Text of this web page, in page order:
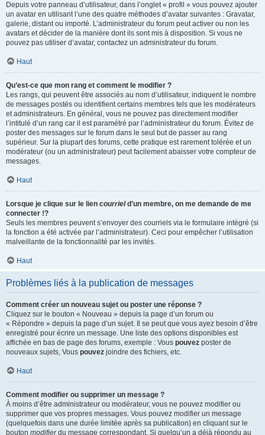
Depuis votre panneau d’utilisateur, dans l’onglet « profil » vous pouvez ajouter
un avatar en utilisant l’une des quatre méthodes d’avatar suivantes : Gravatar,
galerie, distant ou importé. L’administrateur du forum peut activer ou non les
avatars et décider de la manière dont ils sont mis à disposition. Si vous ne
pouvez pas utiliser d’avatar, contactez un administrateur du forum.
Haut
Qu’est-ce que mon rang et comment le modifier ?
Les rangs, qui peuvent être associés au nom d’utilisateur, indiquent le nombre
de messages postés ou identifient certains membres tels que les modérateurs
et administrateurs. En général, vous ne pouvez pas directement modifier
l’intitulé d’un rang car il est paramétré par l’administrateur du forum. Évitez de
poster des messages sur le forum dans le seul but de passer au rang
supérieur. Sur la plupart des forums, cette pratique est rarement tolérée et un
modérateur (ou un administrateur) peut facilement abaisser votre compteur de
messages.
Haut
Lorsque je clique sur le lien courrield’un membre, on me demande de me
connecter !?
Seuls les membres peuvent s’envoyer des courriels via le formulaire intégré (si
la fonction a été activée par l’administrateur). Ceci pour empêcher l’utilisation
malveillante de la fonctionnalité par les invités.
Haut
Problèmes liés à la publication de messages
Comment créer un nouveau sujet ou poster une réponse ?
Cliquez sur le bouton « Nouveau » depuis la page d’un forum ou
« Répondre » depuis la page d’un sujet. Il se peut que vous ayez besoin d’être
enregistré pour écrire un message. Une liste des options disponibles est
affichée en bas de page des forums, exemple : Vous pouvez poster de
nouveaux sujets, Vous pouvez joindre des fichiers, etc.
Haut
Comment modifier ou supprimer un message ?
À moins d’être administrateur ou modérateur, vous ne pouvez modifier ou
supprimer que vos propres messages. Vous pouvez modifier un message
(quelquefois dans une durée limitée après sa publication) en cliquant sur le
bouton modifierdu message correspondant. Si quelqu’un a déjà répondu au